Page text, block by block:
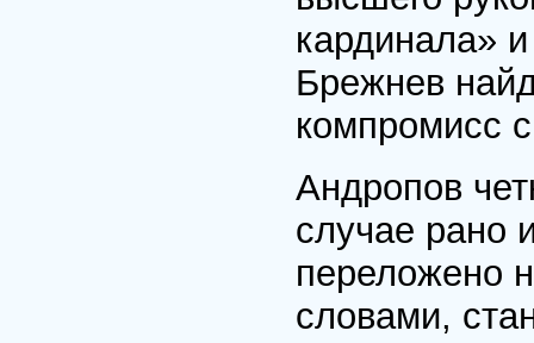
кардинала»
Брежнев
компромисс
Андропов
случае рано
переложено
словами,